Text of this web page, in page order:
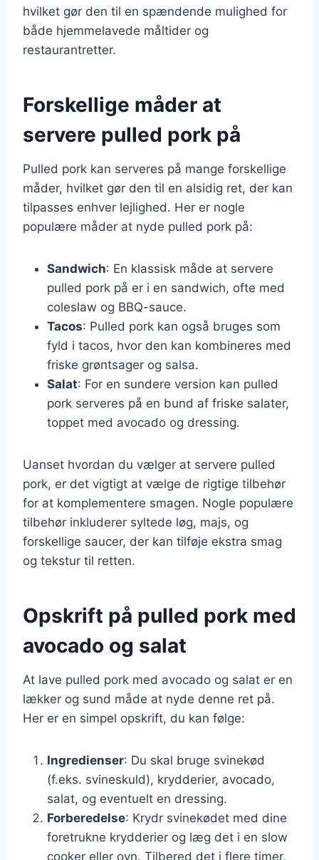
hvilket gør den til en spændende mulighed for
både hjemmelavede måltider og
restaurantretter.
Forskellige måder at
servere pulled pork på
Pulled pork kan serveres på mange forskellige
måder, hvilket gør den til en alsidig ret, der kan
tilpasses enhver lejlighed. Her er nogle
populære måder at nyde pulled pork på:
Sandwich: En klassisk måde at servere
pulled pork på er i en sandwich, ofte med
coleslaw og BBQ-sauce.
Tacos: Pulled pork kan også bruges som
fyld i tacos, hvor den kan kombineres med
friske grøntsager og salsa.
Salat: For en sundere version kan pulled
pork serveres på en bund af friske salater,
toppet med avocado og dressing.
Uanset hvordan du vælger at servere pulled
pork, er det vigtigt at vælge de rigtige tilbehør
for at komplementere smagen. Nogle populære
tilbehør inkluderer syltede løg, majs, og
forskellige saucer, der kan tilføje ekstra smag
og tekstur til retten.
Opskrift på pulled pork med
avocado og salat
At lave pulled pork med avocado og salat er en
lækker og sund måde at nyde denne ret på.
Her er en simpel opskrift, du kan følge:
Ingredienser: Du skal bruge svinekød
(f.eks. svineskuld), krydderier, avocado,
salat, og eventuelt en dressing.
Forberedelse: Krydr svinekødet med dine
foretrukne krydderier og læg det i en slow
cooker eller ovn. Tilbered det i flere timer,